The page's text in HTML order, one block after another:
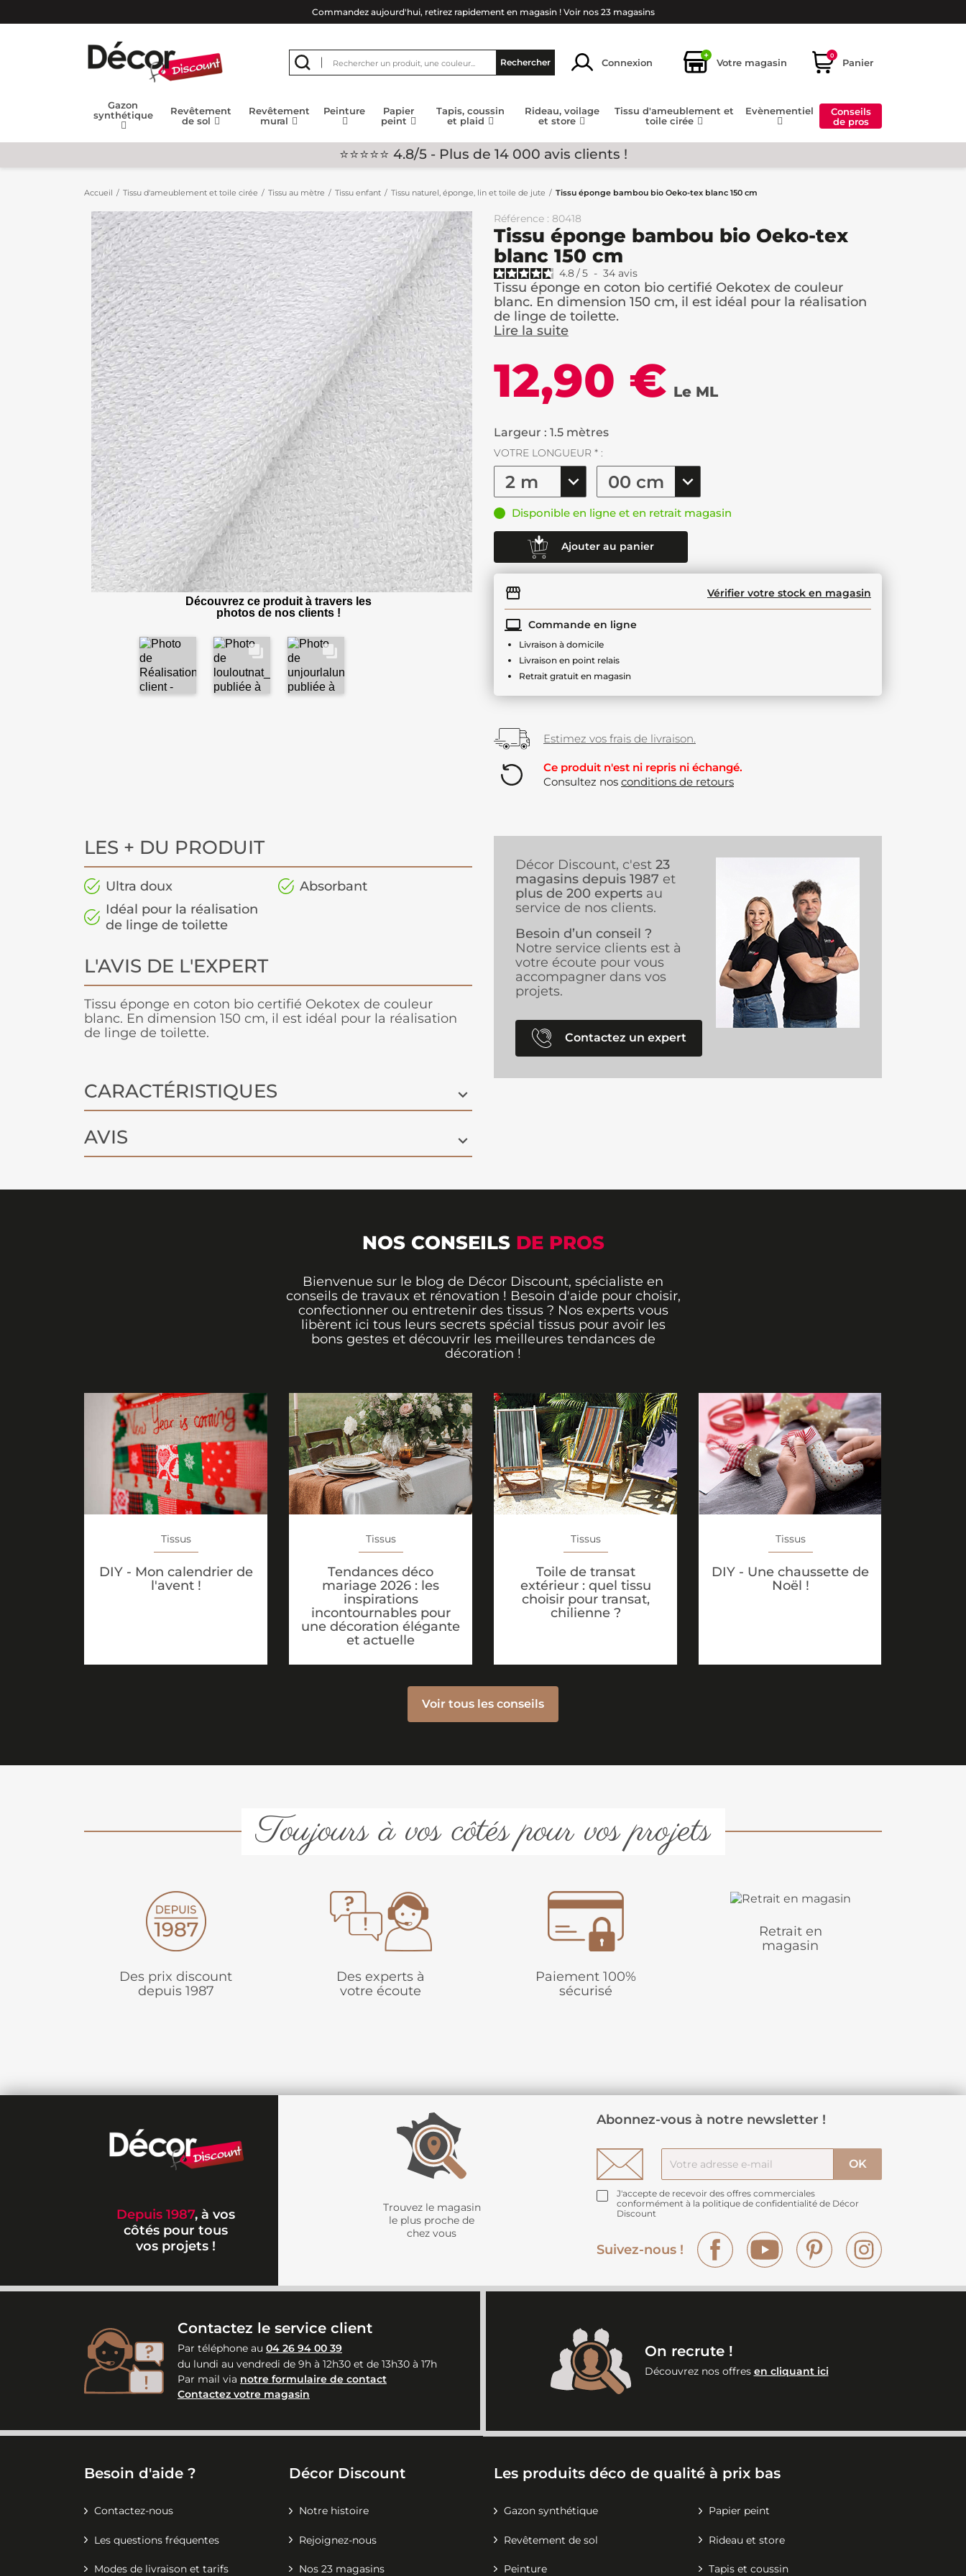
Commandez aujourd'hui, retirez rapidement en magasin ! Voir nos 23 magasins
Rechercher Connexion
+
Votre magasin
0
Panier
Gazon
synthétique
Revêtement
de sol
Revêtement
mural
Peinture
Papier
peint
Tapis, coussin
et plaid
Rideau, voilage
et store
Tissu d'ameublement et
toile cirée
Evènementiel
Conseils
de pros
⭐⭐⭐⭐⭐ 4.8/5 - Plus de 14 000 avis clients !
Accueil Tissu d'ameublement et toile cirée Tissu au mètre Tissu enfant Tissu naturel, éponge, lin et toile de jute Tissu éponge bambou bio Oeko-tex blanc 150 cm
Découvrez ce produit à travers les
photos de nos clients !
Référence : 80418
Tissu éponge bambou bio Oeko-tex
blanc 150 cm
4.8/5 - 34 avis
Tissu éponge en coton bio certifié Oekotex de couleur
blanc. En dimension 150 cm, il est idéal pour la réalisation
de linge de toilette.
Lire la suite
12,90 € Le ML
Largeur : 1.5 mètres
VOTRE LONGUEUR * :
Disponible en ligne et en retrait magasin
Ajouter au panier
Vérifier votre stock en magasin
Commande en ligne
Livraison à domicile
Livraison en point relais
Retrait gratuit en magasin
Estimez vos frais de livraison.
Ce produit n'est ni repris ni échangé.
Consultez nos conditions de retours
LES + DU PRODUIT
Ultra doux
Absorbant
Idéal pour la réalisation
de linge de toilette
L'AVIS DE L'EXPERT
Tissu éponge en coton bio certifié Oekotex de couleur
blanc. En dimension 150 cm, il est idéal pour la réalisation
de linge de toilette.
CARACTÉRISTIQUES
AVIS
Décor Discount, c'est 23
magasins depuis 1987 et
plus de 200 experts au
service de nos clients.
Besoin d’un conseil ?
Notre service clients est à
votre écoute pour vous
accompagner dans vos
projets.
Contactez un expert
NOS CONSEILS DE PROS
Bienvenue sur le blog de Décor Discount, spécialiste en
conseils de travaux et rénovation ! Besoin d'aide pour choisir,
confectionner ou entretenir des tissus ? Nos experts vous
libèrent ici tous leurs secrets spécial tissus pour avoir les
bons gestes et découvrir les meilleures tendances de
décoration !
Tissus
DIY - Mon calendrier de
l'avent !
Tissus
Tendances déco
mariage 2026 : les
inspirations
incontournables pour
une décoration élégante
et actuelle
Tissus
Toile de transat
extérieur : quel tissu
choisir pour transat,
chilienne ?
Tissus
DIY - Une chaussette de
Noël !
Voir tous les conseils
Toujours à vos côtés pour vos projets
Des prix discount
depuis 1987
Des experts à
votre écoute
Paiement 100%
sécurisé
Retrait en
magasin
Depuis 1987, à vos
côtés pour tous
vos projets !
Trouvez le magasin
le plus proche de
chez vous
Abonnez-vous à notre newsletter !
J'accepte de recevoir des offres commerciales
conformément à la politique de confidentialité de Décor
Discount
Suivez-nous !
Facebook YouTube Pinterest
Contactez le service client
Par téléphone au 04 26 94 00 39
du lundi au vendredi de 9h à 12h30 et de 13h30 à 17h
Par mail via notre formulaire de contact
Contactez votre magasin
On recrute !
Découvrez nos offres en cliquant ici
Besoin d'aide ?
Contactez-nous
Les questions fréquentes
Modes de livraison et tarifs
Décor Discount
Notre histoire
Rejoignez-nous
Nos 23 magasins
Les produits déco de qualité à prix bas
Gazon synthétique Papier peint
Revêtement de sol Rideau et store
Peinture Tapis et coussin